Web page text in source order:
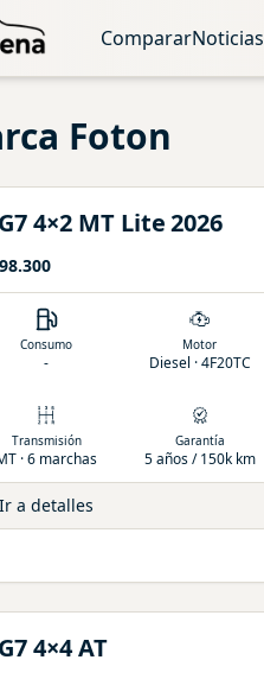
CompararNoticias
Foton
G7 4×2 MT Lite2026
Consumo
-
Motor
Diesel · 4F20TC
Transmisión
· 6 marchas
Garantía
5 años / 150k km
Ir a detalles
G7 4×4 AT